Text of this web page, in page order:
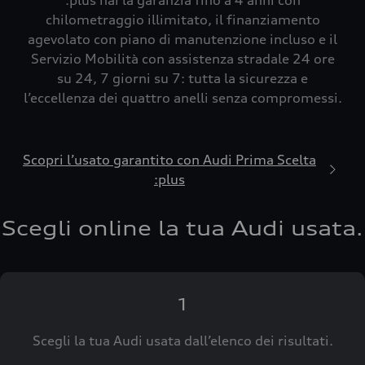
chilometraggio illimitato, il finanziamento
agevolato con piano di manutenzione incluso e il
Servizio Mobilità con assistenza stradale 24 ore
su 24, 7 giorni su 7: tutta la sicurezza e
l’eccellenza dei quattro anelli senza compromessi.
Scopri l’usato garantito con Audi Prima Scelta
:plus
Scegli online la tua Audi usata.
1
Scegli la tua Audi usata dall’elenco dei risultati.